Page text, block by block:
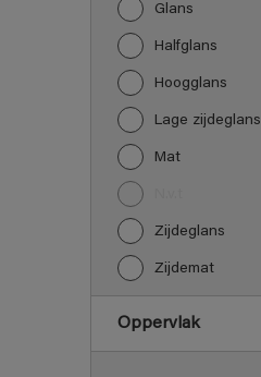
Glans
Halfglans
Hoogglans
Lage zijdeglans
Mat
Zijdeglans
Zijdemat
Oppervlak